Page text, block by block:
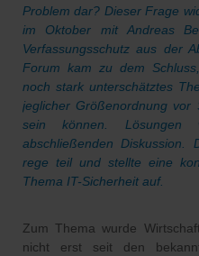
Problem dar? Dieser Frage
im Oktober mit Andreas
Verfassungsschutz aus der
Forum kam zu dem
noch stark unterschätztes
jeglicher Größenordnung vor
sein können.
abschließenden Diskussion.
rege teil und stellte eine
Thema IT-Sicherheit auf.
Zum Thema wurde
nicht erst seit den